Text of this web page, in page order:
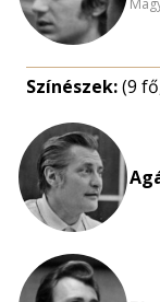
Színészek:(9